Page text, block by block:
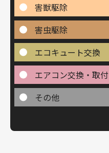
害獣駆除
害虫駆除
エコキュート交換
エアコン交換・取付
その他